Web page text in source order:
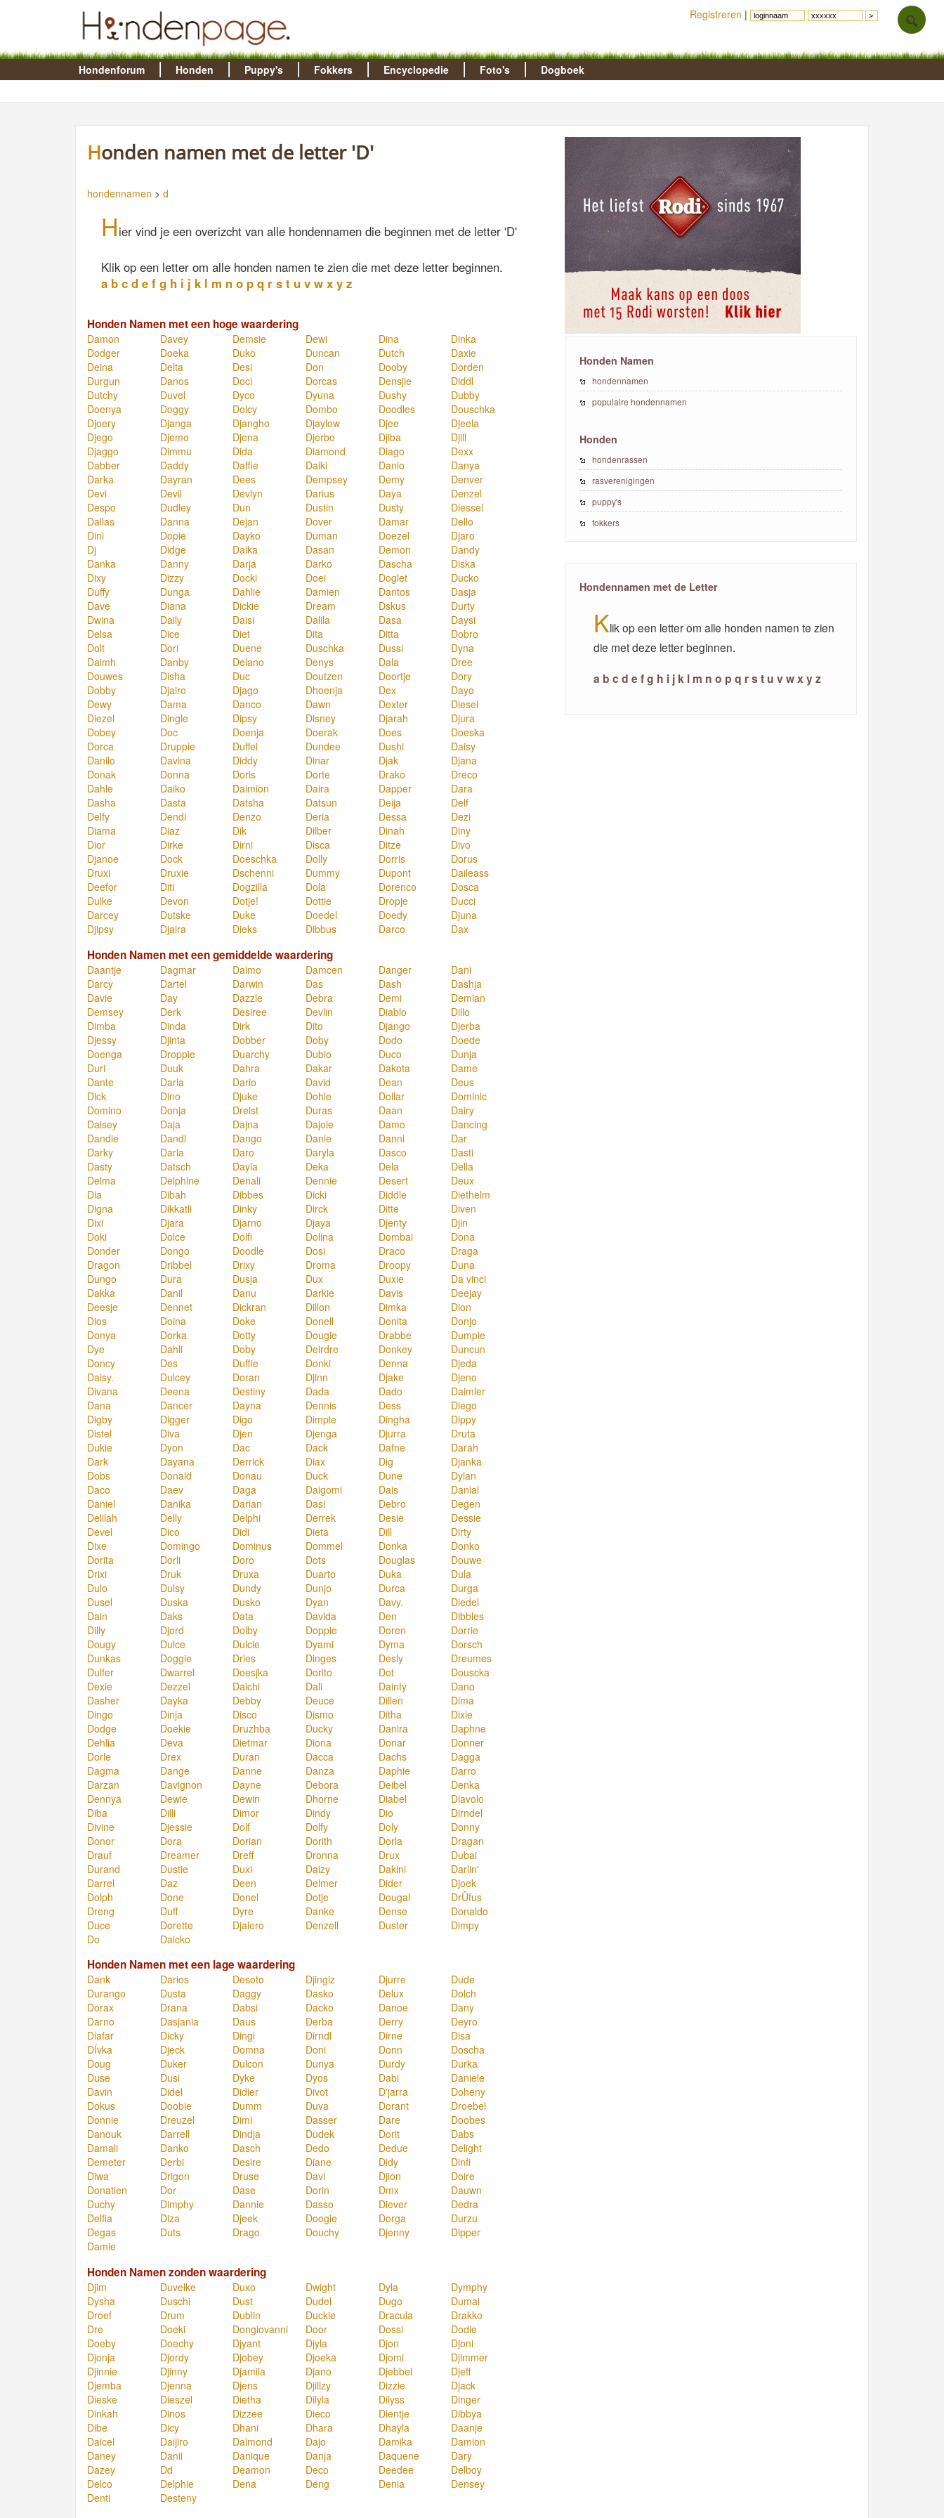
Hondenforum Honden Puppy's Fokkers Encyclopedie Foto's Dogboek
Honden namen met de letter 'D'
hondennamen > d
Hier vind je een overizcht van alle hondennamen die beginnen met de letter 'D'
Klik op een letter om alle honden namen te zien die met deze letter beginnen.
a b c d e f g h i j k l m n o p q r s t u v w x y z
Honden Namen met een hoge waardering
Damon Davey Demsie Dewi Dina
Dinka
Dodger
Doeka Duko Duncan Dutch
Daxie
Deina
Delta Desi Don Dooby
Dorden
Durgun
Danos Doci Dorcas Densjie
Diddl
Dutchy
Duvel Dyco Dyuna Dushy
Dubby
Doenya
Doggy Dolcy Dombo Doodles
Douschka
Djoery
Djanga Djangho Djaylow Djee
Djeela
Djego
Djemo Djena Djerbo Djiba
Djill
Djaggo
Dimmu Dida Diamond Diago
Dexx
Dabber
Daddy Daffie Daiki Danio
Danya
Darka
Dayran Dees Dempsey Demy
Denver
Devi
Devil Devlyn Darius Daya
Denzel
Despo
Dudley Dun Dustin Dusty
Diessel
Dallas
Danna Dejan Dover Damar
Dello
Dini
Dopie Dayko Duman Doezel
Djaro
Dj
Didge Daika Dasan Demon
Dandy
Danka
Danny Darja Darko Dascha
Diska
Dixy
Dizzy Docki Doei Doglet
Ducko
Duffy
Dunga Dahlie Damien Dantos
Dasja
Dave
Diana Dickie Dream Dskus
Durty
Dwina
Daily Daisi Dalila Dasa
Daysi
Delsa
Dice Diet Dita Ditta
Dobro
Dolt
Dori Duene Duschka Dussi
Dyna
Daimh
Danby Delano Denys Dala
Dree
Douwes
Disha Duc Doutzen Doortje
Dory
Dobby
Djairo Djago Dhoenja Dex
Dayo
Dewy
Dama Danco Dawn Dexter
Diesel
Diezel
Dingle Dipsy Disney Djarah
Djura
Dobey
Doc Doenja Doerak Does
Doeska
Dorca
Druppie Duffel Dundee Dushi
Daisy
Danilo
Davina Diddy Dinar Djak
Djana
Donak
Donna Doris Dorte Drako
Dreco
Dahle
Daiko Daimion Daira Dapper
Dara
Dasha
Dasta Datsha Datsun Deija
Delf
Delfy
Dendi Denzo Deria Dessa
Dezi
Diama
Diaz Dik Dilber Dinah
Diny
Dior
Dirke Dirni Disca Ditze
Divo
Djanoe
Dock Doeschka Dolly Dorris
Dorus
Druxi
Druxie Dschenni Dummy Dupont
Daileass
Deefor
Diti Dogzilla Dola Dorenco
Dosca
Dulke
Devon Dotje! Dottie Dropje
Ducci
Darcey
Dutske Duke Doedel Doedy
Djuna
Djipsy
Djaira Dieks Dibbus Darco Dax
Honden Namen met een gemiddelde waardering
Daantje Dagmar Daimo Damcen Danger
Dani
Darcy
Dartel Darwin Das Dash
Dashja
Davie
Day Dazzle Debra Demi
Demian
Demsey
Derk Desiree Devlin Diablo
Dillo
Dimba
Dinda Dirk Dito Django
Djerba
Djessy
Djinta Dobber Doby Dodo
Doede
Doenga
Droppie Duarchy Dubio Duco
Dunja
Duri
Duuk Dahra Dakar Dakota
Dame
Dante
Daria Dario David Dean
Deus
Dick
Dino Djuke Dohle Dollar
Dominic
Domino
Donja Dreist Duras Daan
Dairy
Daisey
Daja Dajna Dajoie Damo
Dancing
Dandie
Dandl Dango Danie Danni
Dar
Darky
Darla Daro Daryla Dasco
Dasti
Dasty
Datsch Dayla Deka Dela
Della
Delma
Delphine Denali Dennie Desert
Deux
Dia
Dibah Dibbes Dicki Diddle
Diethelm
Digna
Dikkatli Dinky Dirck Ditte
Diven
Dixi
Djara Djarno Djaya Djenty
Djin
Doki
Dolce Dolfi Dolina Dombai
Dona
Donder
Dongo Doodle Dosi Draco
Draga
Dragon
Dribbel Drixy Droma Droopy
Duna
Dungo
Dura Dusja Dux Duxie
Da vinci
Dakka
Danil Danu Darkie Davis
Deejay
Deesje
Dennet Dickran Dillon Dimka
Dion
Dios
Doina Doke Donell Donita
Donjo
Donya
Dorka Dotty Dougie Drabbe
Dumpie
Dye
Dahli Doby Deirdre Donkey
Duncun
Doncy
Des Duffie Donki Denna
Djeda
Daisy.
Dulcey Doran Djinn Djake
Djeno
Divana
Deena Destiny Dada Dado
Daimler
Dana
Dancer Dayna Dennis Dess
Diego
Digby
Digger Digo Dimple Dingha
Dippy
Distel
Diva Djen Djenga Djurra
Druta
Dukie
Dyon Dac Dack Dafne
Darah
Dark
Dayana Derrick Diax Dig
Djanka
Dobs
Donald Donau Duck Dune
Dylan
Daco
Daev Daga Daigomi Dais
Danial
Daniel
Danika Darian Dasi Debro
Degen
Delilah
Delly Delphi Derrek Desie
Dessie
Devel
Dico Didi Dieta Dill
Dirty
Dixe
Domingo Dominus Dommel Donka
Donko
Dorita
Dorli Doro Dots Douglas
Douwe
Drixi
Druk Druxa Duarto Duka
Dula
Dulo
Dulsy Dundy Dunjo Durca
Durga
Dusel
Duska Dusko Dyan Davy.
Diedel
Dain
Daks Data Davida Den
Dibbles
Dilly
Djord Dolby Doppie Doren
Dorrie
Dougy
Dulce Dulcie Dyami Dyma
Dorsch
Dunkas
Doggie Dries Dinges Desly
Dreumes
Dulfer
Dwarrel Doesjka Dorito Dot
Douscka
Dexie
Dezzel Daichi Dali Dainty
Dano
Dasher
Dayka Debby Deuce Dillen
Dima
Dingo
Dinja Disco Dismo Ditha
Dixie
Dodge
Doekie Druzhba Ducky Danira
Daphne
Dehlia
Deva Dietmar Diona Donar
Donner
Dorle
Drex Duran Dacca Dachs
Dagga
Dagma
Dange Danne Danza Daphie
Darro
Darzan
Davignon Dayne Debora Deibel
Denka
Dennya
Dewie Dewin Dhorne Diabel
Diavolo
Diba
Dilli Dimor Dindy Dio
Dirndel
Divine
Djessie Dolf Dolfy Doly
Donny
Donor
Dora Dorian Dorith Dorla
Dragan
Drauf
Dreamer Dreff Dronna Drux
Dubai
Durand
Dustie Duxi Daizy Dakini
Darlin'
Darrel
Daz Deen Delmer Dider
Djoek
Dolph
Done Donel Dotje Dougal
DrÛfus
Dreng
Duff Dyre Danke Dense
Donaldo
Duce
Dorette Djalero Denzell Duster
Dimpy
Do
Daicko
Honden Namen met een lage waardering
Dank Darios Desoto Djingiz Djurre
Dude
Durango
Dusta Daggy Dasko Delux
Dolch
Dorax
Drana Dabsi Dacko Danoe
Dany
Darno
Dasjania Daus Derba Derry
Deyro
Diafar
Dicky Dingi Dirndl Dirne
Disa
DÍvka
Djeck Domna Doni Donn
Doscha
Doug
Duker Dulcon Dunya Durdy
Durka
Duse
Dusi Dyke Dyos Dabi
Daniele
Davin
Didel Didier Divot D'jarra
Doheny
Dokus
Doobie Dumm Duva Dorant
Droebel
Donnie
Dreuzel Dimi Dasser Dare
Doobes
Danouk
Darrell Dindja Dudek Dorit
Dabs
Damali
Danko Dasch Dedo Dedue
Delight
Demeter
Derbi Desire Diane Didy
Dinfi
Diwa
Drigon Druse Davi Djion
Doire
Donatien
Dor Dase Dorin Dmx
Dauwn
Duchy
Dimphy Dannie Dasso Diever
Dedra
Delfia
Diza Djeek Doogie Dorga
Durzu
Degas
Duts Drago Douchy Djenny
Dipper
Damie
Honden Namen zonden waardering
Djim Duvelke Duxo Dwight Dyla
Dymphy
Dysha
Duschi Dust Dudel Dugo
Dumai
Droef
Drum Dublin Duckie Dracula
Drakko
Dre
Doeki Dongiovanni Door Dossi
Dodie
Doeby
Doechy Djyant Djyla Djon
Djoni
Djonja
Djordy Djobey Djoeka Djomi
Djimmer
Djinnie
Djinny Djamila Djano Djebbel
Djeff
Djemba
Djenna Djens Djillzy Dizzie
Djack
Dieske
Dieszel Dietha Dilyla Dilyss
Dinger
Dinkah
Dinos Dizzee Dieco Dientje
Dibbya
Dibe
Dicy Dhani Dhara Dhayla
Daanje
Daicel
Daijiro Daimond Dajo Damika
Damion
Daney
Danii Danique Danja Daquene
Dary
Dazey
Dd Deamon Deco Deedee
Delboy
Delco
Delphie Dena Deng Denia
Densey
Denti
Desteny
Honden Namen
hondennamen
populaire hondennamen
Honden
hondenrassen
rasverenigingen
puppy's
fokkers
Hondennamen met de Letter
Klik op een letter om alle honden namen te zien
die met deze letter beginnen.
a b c d e fg h i j k l m n o p q rs t u vwx yz
Registreren |